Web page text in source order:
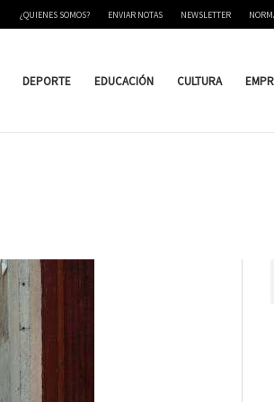
¿QUIENES SOMOS? ENVIAR NOTAS NEWSLETTER
DEPORTE EDUCACIÓN CULTURA